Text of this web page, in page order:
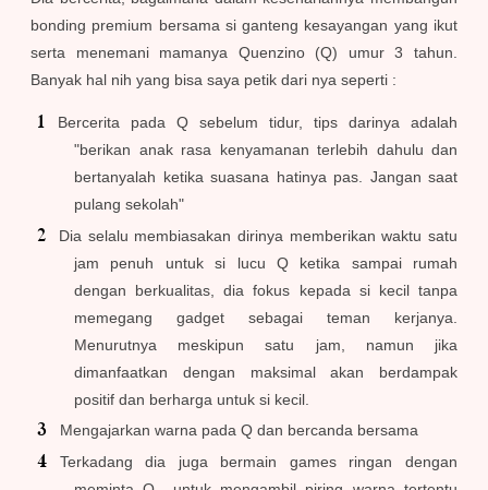
bonding premium bersama si ganteng kesayangan yang ikut
serta menemani mamanya Quenzino (Q) umur 3 tahun.
Banyak hal nih yang bisa saya petik dari nya seperti :
Bercerita pada Q sebelum tidur, tips darinya adalah
"berikan anak rasa kenyamanan terlebih dahulu dan
bertanyalah ketika suasana hatinya pas. Jangan saat
pulang sekolah"
Dia selalu membiasakan dirinya memberikan waktu satu
jam penuh untuk si lucu Q ketika sampai rumah
dengan berkualitas, dia fokus kepada si kecil tanpa
memegang gadget sebagai teman kerjanya.
Menurutnya meskipun satu jam, namun jika
dimanfaatkan dengan maksimal akan berdampak
positif dan berharga untuk si kecil.
Mengajarkan warna pada Q dan bercanda bersama
Terkadang dia juga bermain games ringan dengan